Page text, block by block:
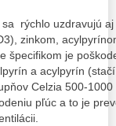
rýchlo uzdravujú
zinkom,
špecifikom je
a acylpyrín
Celzia 500-
pľúc a to je